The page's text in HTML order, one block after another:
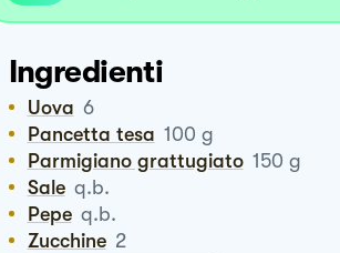
Ingredienti
Uova 6
Pancetta tesa 100 g
Parmigiano grattugiato 150 g
Sale q.b.
Pepe q.b.
Zucchine 2